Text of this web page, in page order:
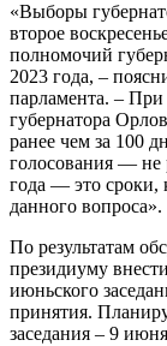
«Выборы
второе
полномочий
2023 года, –
парламента. –
губернатора
ранее чем за 100
голосования — не
года — это сроки,
данного вопроса».
По результатам
президиуму
июньского
принятия.
заседания – 9